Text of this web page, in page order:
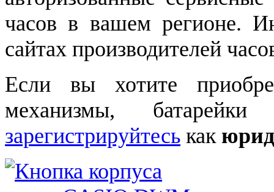
часов в вашем регионе.
сайтах производителей
Если вы хотите
механизмы,
зарегистрируйтесь как